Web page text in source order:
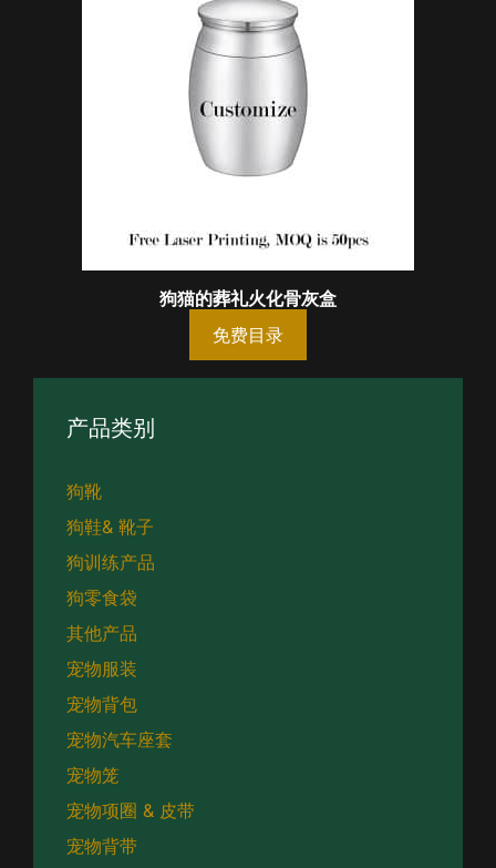
狗猫的葬礼火化骨灰盒
免费目录
产品类别
狗靴
狗鞋& 靴子
狗训练产品
狗零食袋
其他产品
宠物服装
宠物背包
宠物汽车座套
宠物笼
宠物项圈 & 皮带
宠物背带